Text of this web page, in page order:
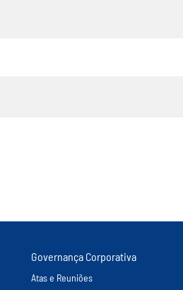
Governança Corporativa
Atas e Reuniões